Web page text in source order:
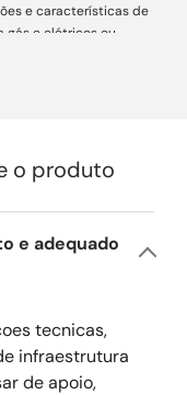
e características de
gás e elétricos ou
e odores, aliando
160 variações
projetos. Fabricada em
atemporal,
litorâneas,
sob consulta).
as necessidades
de até 100 cm e
ou 80 cm para
o produto
e adequado
tecnicas,
infraestrutura
de apoio,